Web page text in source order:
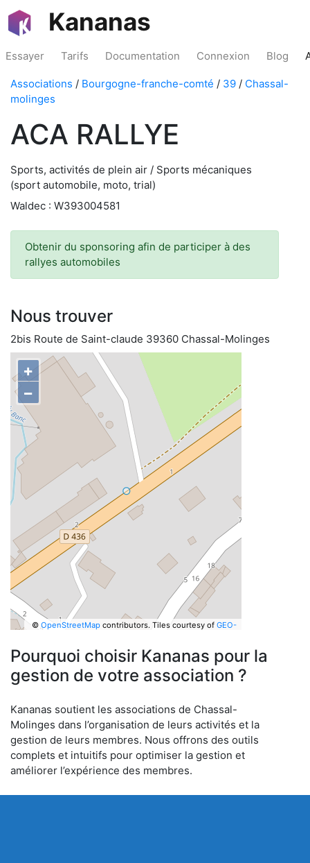
Kananas
Essayer Tarifs Documentation Connexion Blog
Associations / Bourgogne-franche-comté / 39 / Chassal-
molinges
ACA RALLYE
Sports, activités de plein air / Sports mécaniques
(sport automobile, moto, trial)
Waldec : W393004581
Obtenir du sponsoring afin de participer à des
rallyes automobiles
Nous trouver
2bis Route de Saint-claude 39360 Chassal-Molinges
+
−
© OpenStreetMapcontributors. Tiles courtesy of GEO-
Pourquoi choisir Kananas pour la
gestion de votre association ?
Kananas soutient les associations de Chassal-
Molinges dans l’organisation de leurs activités et la
gestion de leurs membres. Nous offrons des outils
complets et intuitifs pour optimiser la gestion et
améliorer l’expérience des membres.